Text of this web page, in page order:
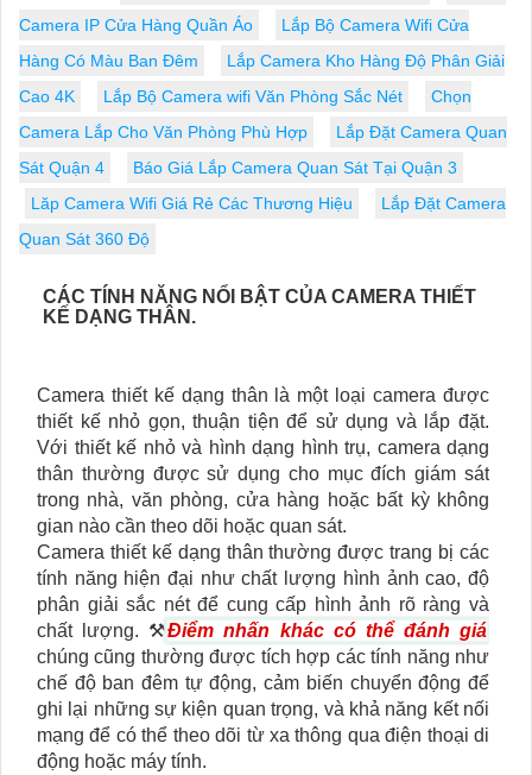
Camera IP Cửa Hàng Quần Áo
Lắp Bộ Camera Wifi Cửa
Hàng Có Màu Ban Đêm
Lắp Camera Kho Hàng Độ Phân Giải
Cao 4K
Lắp Bộ Camera wifi Văn Phòng Sắc Nét
Chọn
Camera Lắp Cho Văn Phòng Phù Hợp
Lắp Đặt Camera Quan
Sát Quận 4
Báo Giá Lắp Camera Quan Sát Tại Quận 3
Lăp Camera Wifi Giá Rẻ Các Thương Hiệu
Lắp Đặt Camera
Quan Sát 360 Độ
CÁC TÍNH NĂNG NỔI BẬT CỦA CAMERA THIẾT
KẾ DẠNG THÂN.
Camera thiết kế dạng thân là một loại camera được
thiết kế nhỏ gọn, thuận tiện để sử dụng và lắp đặt.
Với thiết kế nhỏ và hình dạng hình trụ, camera dạng
thân thường được sử dụng cho mục đích giám sát
trong nhà, văn phòng, cửa hàng hoặc bất kỳ không
gian nào cần theo dõi hoặc quan sát.
Camera thiết kế dạng thân thường được trang bị các
tính năng hiện đại như chất lượng hình ảnh cao, độ
phân giải sắc nét để cung cấp hình ảnh rõ ràng và
chất lượng. ⚒Điểm nhấn khác có thể đánh giá
chúng cũng thường được tích hợp các tính năng như
chế độ ban đêm tự động, cảm biến chuyển động để
ghi lại những sự kiện quan trọng, và khả năng kết nối
mạng để có thể theo dõi từ xa thông qua điện thoại di
động hoặc máy tính.